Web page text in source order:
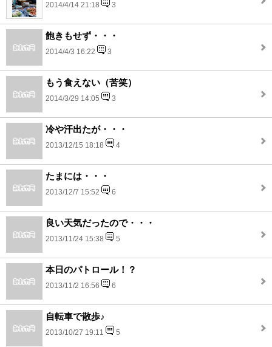
2014/4/14 21:18 3
飽きもせず・・・
2014/4/3 16:22 3
もう食えない（苦笑）
2014/3/29 14:05 3
冷や汗出たが・・・
2013/12/15 18:18 4
たまには・・・
2013/12/7 15:52 6
良い天気だったので・・・
2013/11/24 15:38 5
本日のパトロール！？
2013/11/2 16:56 6
自転車で散歩♪
2013/10/27 19:11 5